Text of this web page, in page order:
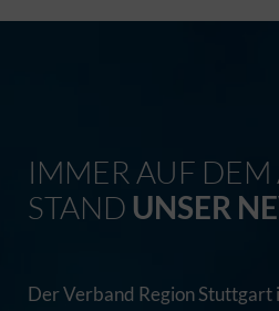
IMMER AUF DEM
STAND UNSER
Der Verband Region